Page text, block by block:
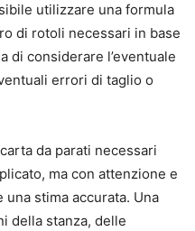
utilizzare una formula
di rotoli necessari in base
di considerare l’eventuale
errori di taglio o
da parati necessari
ma con attenzione e
stima accurata. Una
della stanza, delle